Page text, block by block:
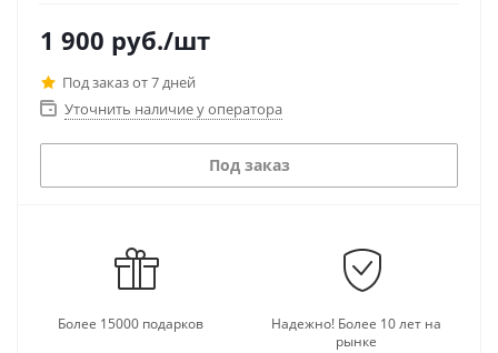
1 900 руб./шт
Под заказ от 7 дней
Уточнить наличие у оператора
Под заказ
Более 15000 подарков
Надежно! Более 10 лет на
рынке